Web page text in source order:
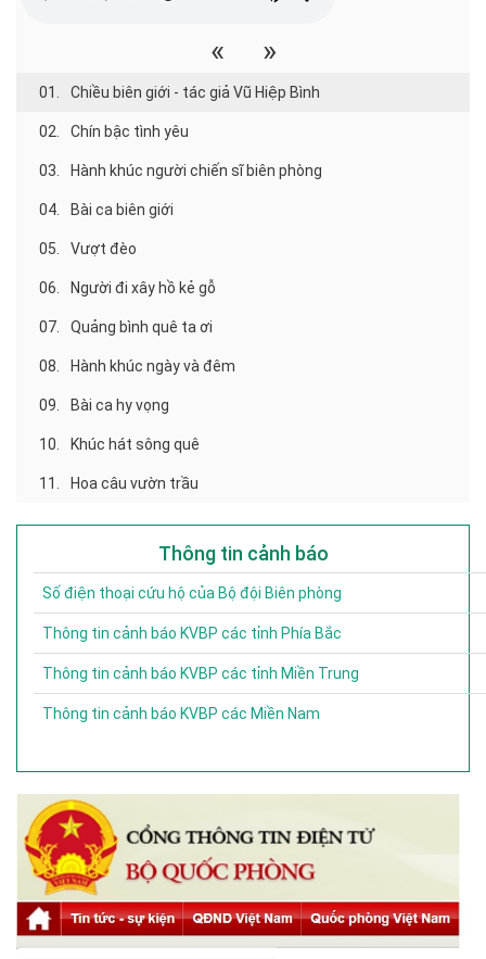
« »
01. Chiều biên giới - tác giả Vũ Hiệp Bình
02. Chín bậc tình yêu
03. Hành khúc người chiến sĩ biên phòng
04. Bài ca biên giới
05. Vượt đèo
06. Người đi xây hồ kẻ gỗ
07. Quảng bình quê ta ơi
08. Hành khúc ngày và đêm
09. Bài ca hy vọng
10. Khúc hát sông quê
11. Hoa câu vườn trầu
Thông tin cảnh báo
Số điện thoại cứu hộ của Bộ đội Biên phòng
Thông tin cảnh báo KVBP các tỉnh Phía Bắc
Thông tin cảnh báo KVBP các tỉnh Miền Trung
Thông tin cảnh báo KVBP các Miền Nam